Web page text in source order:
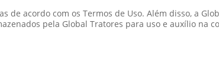
de acordo com os Termos de Uso. Além disso, a
pela Global Tratores para uso e auxílio na